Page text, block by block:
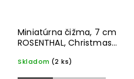
Miniatúrna čižma, 7 cm
ROSENTHAL, Christmas
Skladom (2 ks)